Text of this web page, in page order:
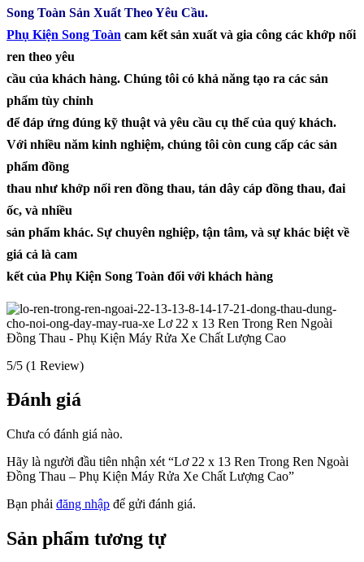
Song Toàn Sản Xuất Theo Yêu Cầu.
Phụ Kiện Song Toàn cam kết sản xuất và gia công các khớp nối
ren theo yêu
cầu của khách hàng. Chúng tôi có khả năng tạo ra các sản
phẩm tùy chỉnh
để đáp ứng đúng kỹ thuật và yêu cầu cụ thể của quý khách.
Với nhiều năm kinh nghiệm, chúng tôi còn cung cấp các sản
phẩm đồng
thau như khớp nối ren đồng thau, tán dây cáp đồng thau, đai
ốc, và nhiều
sản phẩm khác. Sự chuyên nghiệp, tận tâm, và sự khác biệt về
giá cả là cam
kết của Phụ Kiện Song Toàn đối với khách hàng
5/5 (1 Review)
Đánh giá
Chưa có đánh giá nào.
Hãy là người đầu tiên nhận xét “Lơ 22 x 13 Ren Trong Ren Ngoài
Đồng Thau – Phụ Kiện Máy Rửa Xe Chất Lượng Cao”
Bạn phải đăng nhập để gửi đánh giá.
Sản phẩm tương tự